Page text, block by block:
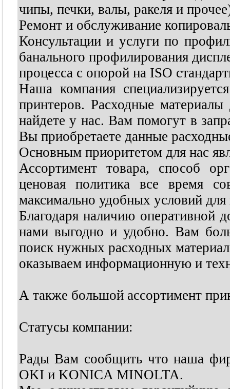
чипы, печки, валы, ракеля и
Ремонт и обслуживание
Консультации и услуги по
банального профилирования
процесса с опорой на ISO
Наша компания
принтеров. Расходные
найдете у нас. Вам помогут в
Вы приобретаете данные
Основным приоритетом для нас
Ассортимент товара, способ
ценовая политика все время
максимально удобных условий
Благодаря наличию оперативной
нами выгодно и удобно. Вам
поиск нужных расходных
оказываем информационную и
А также большой ассортимент
Статусы компании:
Рады Вам сообщить что наша
OKI и KONICA MINOLTA.